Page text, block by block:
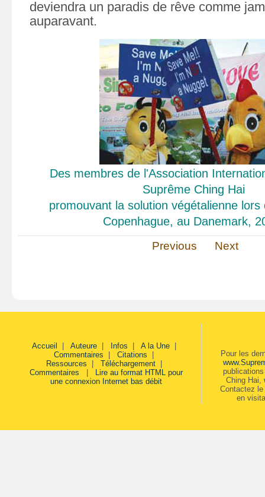
deviendra un paradis de rêve comme
auparavant.
Des membres de l'Association
Suprême Ching Hai
promouvant la solution végétalienne lors
Copenhague, au Danemark,
Previous
Next
Accueil Auteure| Infos A la Une|
Commentaires
Citations
Ressources
Téléchargement|
Commentaires
Lire au format HTML pour
une connexion Internet bas débit
Pour les
Ching Hai,
Contactez
en